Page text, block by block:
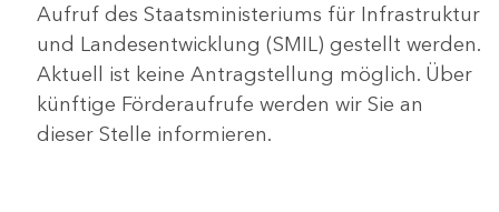
Aufruf des Staatsministeriums für Infrastruktur
und Landesentwicklung (SMIL) gestellt werden.
Aktuell ist keine Antragstellung möglich. Über
künftige Förderaufrufe werden wir Sie an
dieser Stelle informieren.